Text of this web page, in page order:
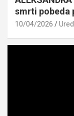
smrti pobeda
10/04/2026